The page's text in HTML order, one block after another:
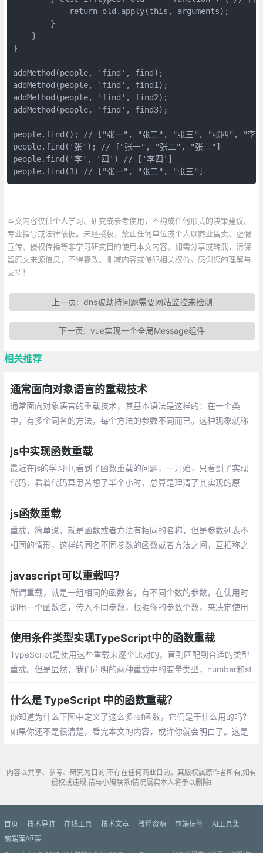
            return old.apply(this, arguments);
        }
    }
}
addMethod(people, 'find', find);
addMethod(people, 'find', find1);
addMethod(people, 'find', find2);
addMethod(people, 'find', find3);
people.find(); // ["张一", "张二", "张三", "张四", "李
people.find('张'); // ["张一", "张二", "张三"]
people.find('李', '四') // ['李四']
people.find(3) // ["张一", "张二", "张三"]
本文内容仅供个人学习、研究或参考使用，不构成任何形式的决策建议、
专业指导或法律依据。未经授权，禁止任何单位或个人以商业售卖、虚假
宣传、侵权传播等非学习研究目的使用本文内容。如需分享或转载，请保
留原文来源信息，不得篡改、删减内容或侵犯相关权益。感谢您的理解与
支持！
上一页: dns被劫持问题需要网站监控来检测
下一页:vue实现一个全局Message组件
相关推荐
通常面向对象语言的重载技术
通常面向对象语言的重载技术，其基本语法是这样的：在一个类
中，有多个同名的方法，每个方法的参数不同而已。这种现象就称
js中实现函数重载
最近在js的学习中,看到了函数重载的问题，一开始，只看到了实现
代码，看着代码冥思苦想了半个小时，总算是理清了其实现的原
络上搜索了下
js函数重载
重载，简单说，就是函数或者方法有相同的名称，但是参数列表不
相同的情形，这样的同名不同参数的函数或者方法之间，互相称之
S函数不能够像传统意义上那样实现重载。而在其他语言中(如java)
中
javascript可以重载吗？
所谓重载，就是一组相同的函数名，有不同个数的参数，在使用时
调用一个函数名，传入不同参数，根据你的参数个数，来决定使用
会覆盖前面的同名函数，但是我们又想实现函数重载该怎么办呢
使用条件类型实现TypeScript中的函数重载
TypeScript是使用这些重载来逐个比对的，直到匹配到合适的类型
重载。但是显然，我们声明的两种重载中的变量类型，number和st
什么是 TypeScript 中的函数重载？
你知道为什么下图中定义了这么多ref函数，它们是干什么用的吗？
如果你还不是很清楚，看完本文的内容，或许你就会明白了。这是
内容以共享、参考、研究为目的,不存在任何商业目的。其版权属原作者所有,如有
侵权或违规,请与小编联系!情况属实本人将予以删除!
首页 技术导航 在线工具 技术文章 教程资源 前端标签
AI工具集
前端库/框架